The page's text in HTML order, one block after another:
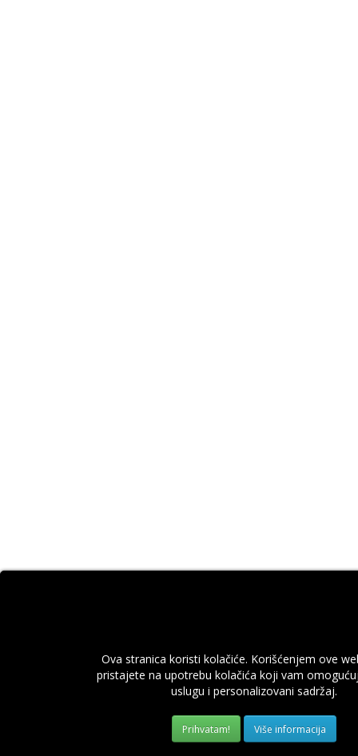
Ova stranica koristi kolačiće. Korišćenjem ove
pristajete na upotrebu kolačića koji vam
uslugu i personalizovani sadržaj.
Više informacija